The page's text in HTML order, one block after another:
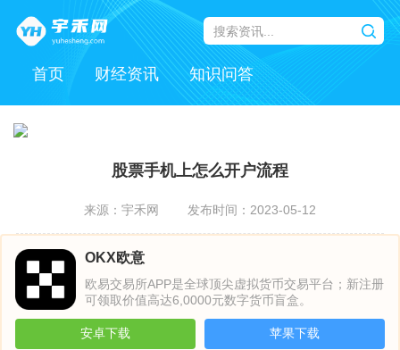
首页 财经资讯 知识问答
股票手机上怎么开户流程
来源：宇禾网 发布时间：2023-05-12
OKX欧意
欧易交易所APP是全球顶尖虚拟货币交易平台；新注册
可领取价值高达6,0000元数字货币盲盒。
安卓下载 苹果下载